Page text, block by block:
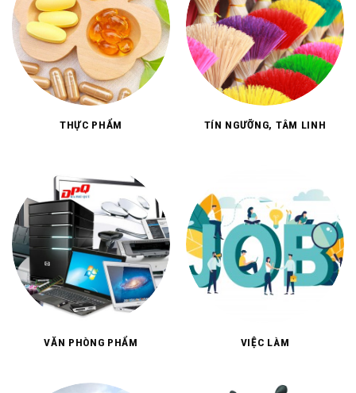
THỰC PHẨM TÍN NGƯỠNG, TÂM LINH
VĂN PHÒNG PHẨM VIỆC LÀM